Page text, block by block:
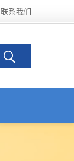
联系我们